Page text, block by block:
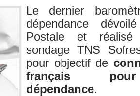
Le dernier
dépendance
Postale et
sondage TNS
pour objectif de
français pour
dépendance.